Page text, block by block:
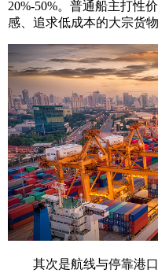
20%-50%。普通船主打性
感、追求低成本的大宗货
其次是航线与停靠港口